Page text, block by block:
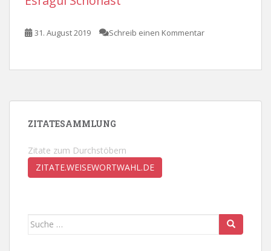
31. August 2019 Schreib einen Kommentar
ZITATESAMMLUNG
Zitate zum Durchstöbern
ZITATE.WEISEWORTWAHL.DE
Suche